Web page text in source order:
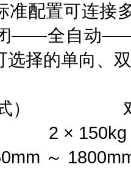
准配置可连接
——全自动
选择的单向、
）
2 × 150kg
～